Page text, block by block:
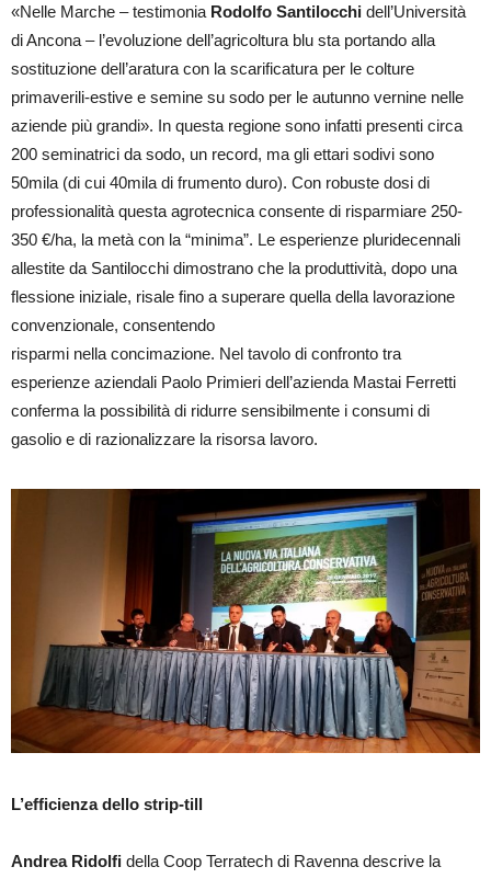
«Nelle Marche – testimonia Rodolfo Santilocchi dell’Università
di Ancona – l’evoluzione dell’agricoltura blu sta portando alla
sostituzione dell’aratura con la scarificatura per le colture
primaverili-estive e semine su sodo per le autunno vernine nelle
aziende più grandi». In questa regione sono infatti presenti circa
200 seminatrici da sodo, un record, ma gli ettari sodivi sono
50mila (di cui 40mila di frumento duro). Con robuste dosi di
professionalità questa agrotecnica consente di risparmiare 250-
350 €/ha, la metà con la “minima”. Le esperienze pluridecennali
allestite da Santilocchi dimostrano che la produttività, dopo una
flessione iniziale, risale fino a superare quella della lavorazione
convenzionale, consentendo
risparmi nella concimazione. Nel tavolo di confronto tra
esperienze aziendali Paolo Primieri dell’azienda Mastai Ferretti
conferma la possibilità di ridurre sensibilmente i consumi di
gasolio e di razionalizzare la risorsa lavoro.
L’efficienza dello strip-till
Andrea Ridolfi della Coop Terratech di Ravenna descrive la